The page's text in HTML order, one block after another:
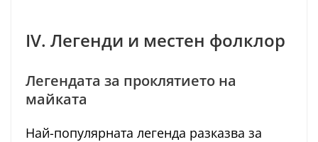
IV. Легенди и местен фолклор
Легендата за проклятието на
майката
Най-популярната легенда разказва за